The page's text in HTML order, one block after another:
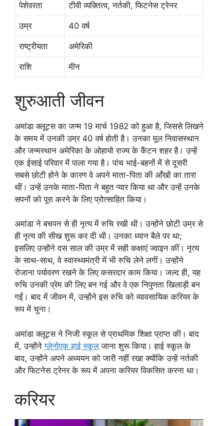
पेशेवरता टीवी व्यक्तित्व, नर्तकी, फिटनेस ट्रेनर
उम्र 40 वर्ष
राष्ट्रीयता अमेरिकी
राशि मीन
शुरुआती जीवन
अमांडा क्लूट्स का जन्म 19 मार्च 1982 को हुआ है, जिससे लिखने
के समय में उनकी उम्र 40 वर्ष होती है। उनका मूल निवासस्थान
और जन्मस्थान अमेरिका के ओहायो राज्य के कैंटन शहर है। उन्हें
एक ईसाई परिवार में पाला गया है। पांच भाई-बहनों में से दूसरी
सबसे छोटी होने के कारण वे अपने माता-पिता की आँखों का तारा
थीं। उन्हें उनके माता-पिता ने बहुत प्यार किया था और उन्हें उनके
सपनों को पूरा करने के लिए प्रोत्साहित किया।
अमांडा ने बचपन से ही नृत्य में रुचि रखी थी। उन्होंने छोटी उम्र से
ही नृत्य की सीख शुरू कर दी थी। उनका ध्यान बैले पर था;
इसलिए उन्होंने दस साल की उम्र में सही कक्षाएं ज्वाइन कीं। नृत्य
के साथ-साथ, वे स्वास्थ्यमंत्री में भी रुचि लेने लगीं। उन्होंने
रोजाना पर्यावरण रखने के लिए कसरदार काम किया। जल्द ही, यह
रुचि उनकी प्रेम की लिए बन गई और वे एक निपुणता खिलाड़ी बन
गईं। बाद में जीवन में, उन्होंने इस रुचि को व्यावसायिक करियर के
रूप में चुना।
अमांडा क्लूट्स ने निजी स्कूल से प्राथमिक शिक्षा प्राप्त की। बाद
में, उन्होंनेग्लेनोएक हाई स्कूलजाना शुरू किया। हाई स्कूल के
बाद, उन्होंने अपने अध्ययन को जारी नहीं रखा क्योंकि उन्हें नर्तकी
और फिटनेस ट्रेनर के रूप में अपना करियर विकसित करना था।
करियर